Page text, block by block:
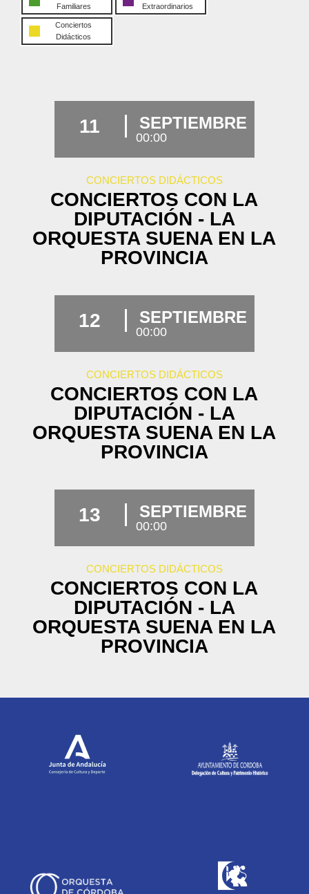
Familiares
Extraordinarios
Conciertos
Didácticos
11 SEPTIEMBRE
00:00
CONCIERTOS DIDÁCTICOS
CONCIERTOS CON LA
DIPUTACIÓN - LA
ORQUESTA SUENA EN LA
PROVINCIA
12 SEPTIEMBRE
00:00
CONCIERTOS DIDÁCTICOS
CONCIERTOS CON LA
DIPUTACIÓN - LA
ORQUESTA SUENA EN LA
PROVINCIA
13 SEPTIEMBRE
00:00
CONCIERTOS DIDÁCTICOS
CONCIERTOS CON LA
DIPUTACIÓN - LA
ORQUESTA SUENA EN LA
PROVINCIA